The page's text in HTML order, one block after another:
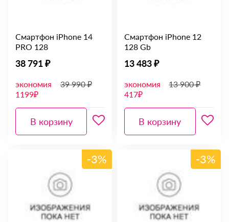
Смартфон iPhone 14
PRO 128
38 791 ₽
экономия
1199₽
39 990 ₽
В корзину
Смартфон iPhone 12
128 Gb
13 483 ₽
экономия
417₽
13 900 ₽
В корзину
-3% -3%